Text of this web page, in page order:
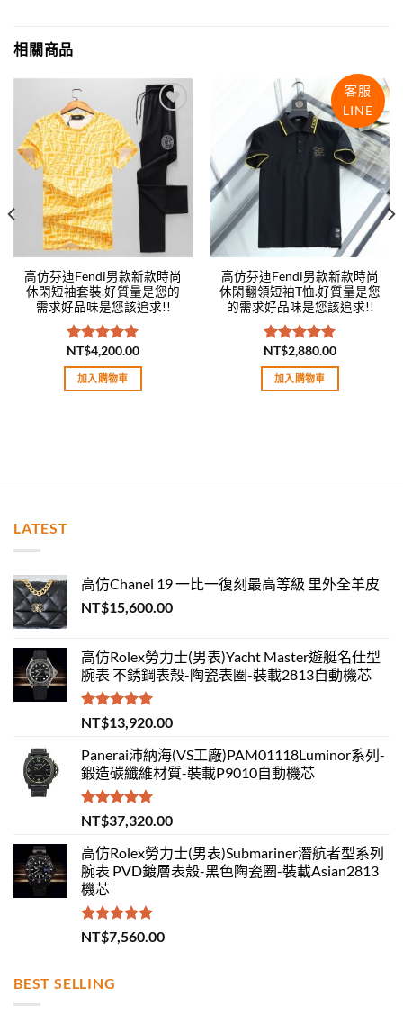
相關商品
Add to
wishlist
高仿芬迪Fendi男款新款時尚
休閑短袖套裝.好質量是您的
需求好品味是您該追求!!
評分5.00
滿分 5
NT$4,200.00
加入購物車
Add to
wishlist
高仿芬迪Fendi男款新款時尚
休閑翻領短袖T恤.好質量是您
的需求好品味是您該追求!!
評分5.00
滿分 5
NT$2,880.00
加入購物車
LATEST
高仿Chanel 19 一比一復刻最高等級 里外全羊皮
NT$15,600.00
高仿Rolex勞力士(男表)Yacht Master遊艇名仕型
腕表 不銹鋼表殼-陶瓷表圈-裝載2813自動機芯
評分5.00
滿分 5
NT$13,920.00
Panerai沛納海(VS工廠)PAM01118Luminor系列-
鍛造碳纖維材質-裝載P9010自動機芯
評分5.00
滿分 5
NT$37,320.00
高仿Rolex勞力士(男表)Submariner潛航者型系列
腕表 PVD鍍層表殼-黑色陶瓷圈-裝載Asian2813
機芯
評分 5.00
滿分 5
NT$7,560.00
BEST SELLING
客服
LINE